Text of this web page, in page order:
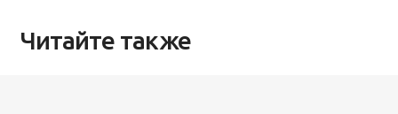
Читайте также